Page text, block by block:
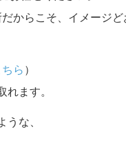
からこそ、イメージ
ちら ）
ます。
な、